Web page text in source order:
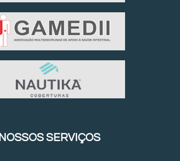
NOSSOS SERVIÇOS